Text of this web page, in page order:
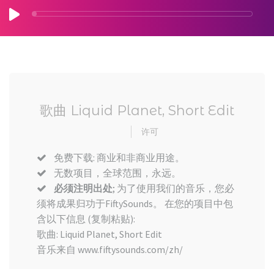
歌曲 Liquid Planet, Short Edit
许可
免费下载: 商业和非商业用途。
无数项目，全球范围，永远。
必须注明出处; 为了使用我们的音乐，您必
须将成果归功于FiftySounds。 在您的项目中包
含以下信息 (复制粘贴):
歌曲: Liquid Planet, Short Edit
音乐来自 www.fiftysounds.com/zh/